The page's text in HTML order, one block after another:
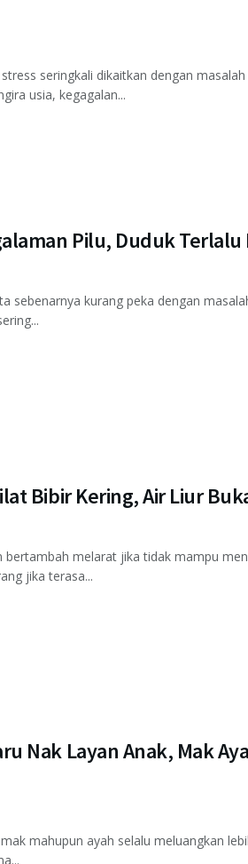
seringkali dikaitkan dengan
usia, kegagalan...
Pilu, Duduk Terlalu
sebenarnya kurang peka dengan
Bibir Kering, Air Liur
bertambah melarat jika tidak mampu
jika terasa...
Nak Layan Anak, Mak
mahupun ayah selalu meluangkan